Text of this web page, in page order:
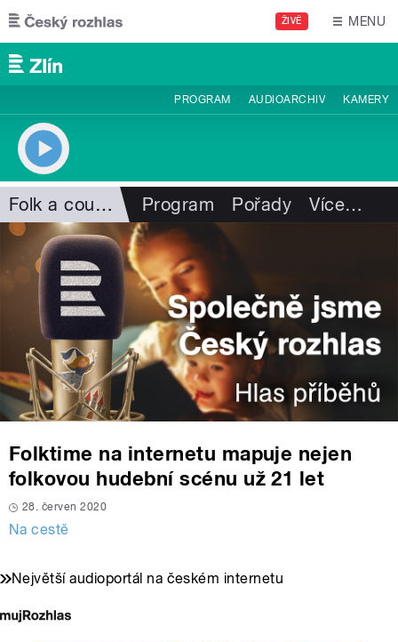
Přejít k hlavnímu obsahu
ŽIVĚ MENU
PROGRAM AUDIOARCHIV KAMERY
Folk a country Program Pořady Více…
Folktime na internetu mapuje nejen
folkovou hudební scénu už 21 let
28. červen 2020
Na cestě
Největší audioportál na českém internetu